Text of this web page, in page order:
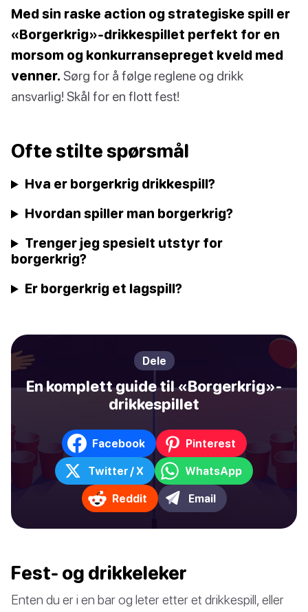
Med sin raske action og strategiske spill er
«Borgerkrig»-drikkespillet perfekt for en
morsom og konkurransepreget kveld med
venner. Sørg for å følge reglene og drikk
ansvarlig! Skål for en flott fest!
Ofte stilte spørsmål
Hva er borgerkrig drikkespill?
Hvordan spiller man borgerkrig?
Trenger jeg spesielt utstyr for
borgerkrig?
Er borgerkrig et lagspill?
Dele
En komplett guide til «Borgerkrig»-
drikkespillet
Facebook Pinterest
Twitter / X WhatsApp
Reddit Email
Fest- og drikkeleker
Enten du er i en bar og leter etter et drikkespill, eller